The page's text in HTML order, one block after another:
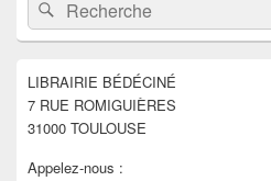
principale
de
widget
barre
latérale
Rechercher
LIBRAIRIE BÉDÉCINÉ
7 RUE ROMIGUIÈRES
31000 TOULOUSE
Appelez-nous :